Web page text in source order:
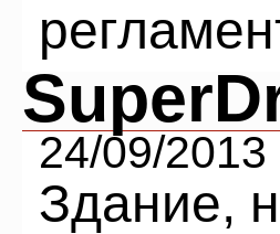
24/09/2013
Здание,